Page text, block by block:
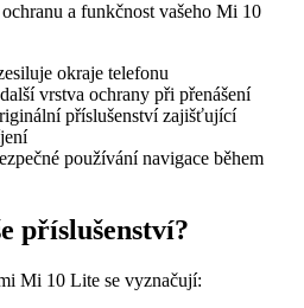
a funkčnost vašeho Mi 10
okraje telefonu
vrstva ochrany při přenášení
příslušenství zajišťující
používání navigace během
příslušenství?
Mi 10 Lite se vyznačují: